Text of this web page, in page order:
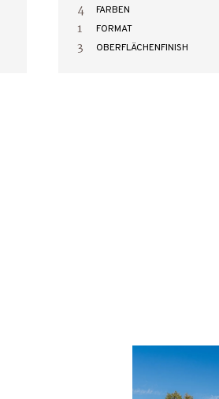
4 FARBEN
1 FORMAT
3 OBERFLÄCHENFINISH